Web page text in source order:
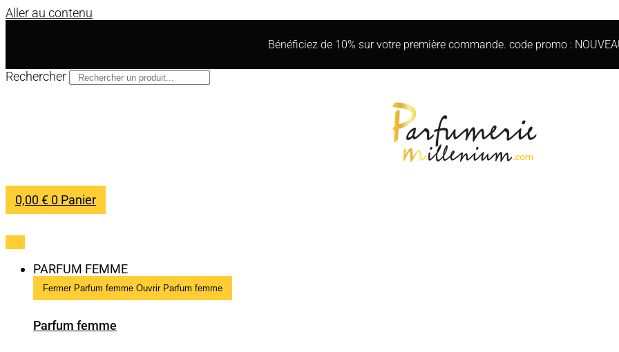
Aller au contenu
Bénéficiez de 10% sur votre première commande. code promo :
Rechercher
0,00€ 0 Panier
PARFUM FEMME
Fermer Parfum femme Ouvrir Parfum femme
Parfum femme